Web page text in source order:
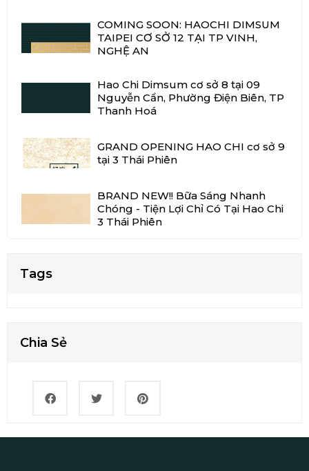
COMING SOON: HAOCHI DIMSUM
TAIPEI CƠ SỞ 12 TẠI TP VINH,
NGHỆ AN
Hao Chi Dimsum cơ sở 8 tại 09
Nguyễn Cẩn, Phường Điện Biên, TP
Thanh Hoá
GRAND OPENING HAO CHI cơ sở 9
tại 3 Thái Phiên
BRAND NEW!! Bữa Sáng Nhanh
Chóng - Tiện Lợi Chỉ Có Tại Hao Chi
3 Thái Phiên
Tags
Chia Sẻ